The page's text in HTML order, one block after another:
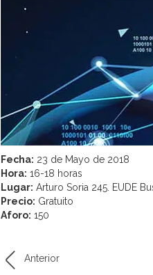
Fecha: 23 de Mayo de 2018
Hora: 16-18 horas
Lugar: Arturo Soria 245. EUDE
Precio: Gratuito
Aforo: 150
Anterior